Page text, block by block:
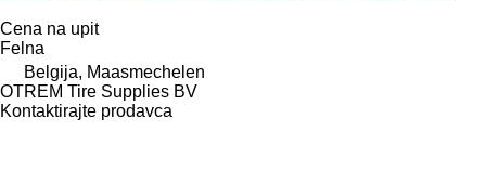
Cena na upit
Felna
Belgija, Maasmechelen
OTREM Tire Supplies BV
Kontaktirajte prodavca